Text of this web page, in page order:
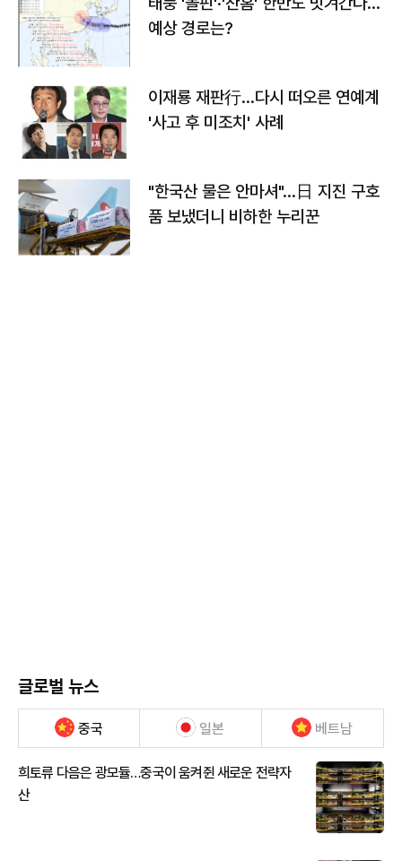
예상 경로는?
이재룡 재판行…다시 떠오른 연예계
'사고 후 미조치' 사례
"한국산 물은 안마셔"…日 지진 구호
품 보냈더니 비하한 누리꾼
글로벌 뉴스
중국 일본 베트남
희토류 다음은 광모듈…중국이 움켜쥔 새로운 전략자
산